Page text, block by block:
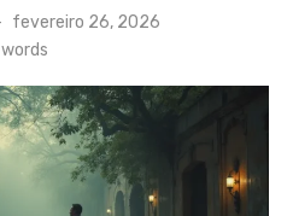
Posted
on
fevereiro 26, 2026
words